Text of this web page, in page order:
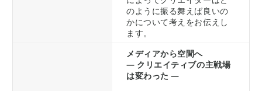
のように振る舞えば良いの
かについて考えをお伝えし
ます。
メディアから空間へ
― クリエイティブの主戦場
は変わった ―